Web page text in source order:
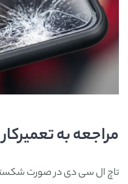
مراجعه به
تاچ ال سی دی در صورت شکستن